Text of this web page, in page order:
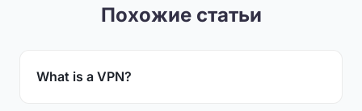
Похожие статьи
What is a VPN?